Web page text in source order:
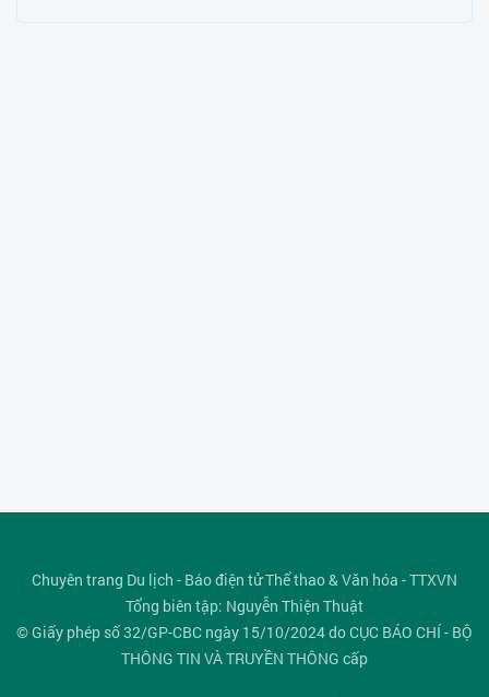
Chuyên trang Du lịch - Báo điện tử Thể thao & Văn hóa - TTXVN
Tổng biên tập: Nguyễn Thiện Thuật
© Giấy phép số 32/GP-CBC ngày 15/10/2024 do CỤC BÁO CHÍ - BỘ
THÔNG TIN VÀ TRUYỀN THÔNG cấp